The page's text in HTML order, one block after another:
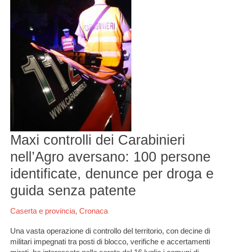
Maxi controlli dei Carabinieri
nell’Agro aversano: 100 persone
identificate, denunce per droga e
guida senza patente
Caserta e provincia, Cronaca
Una vasta operazione di controllo del territorio, con decine di
militari impegnati tra posti di blocco, verifiche e accertamenti
nell’Agro
aversano:
persone
identificate,
denunce
senza
patente